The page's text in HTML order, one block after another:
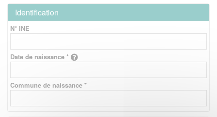
Identification
N° INE
Date de naissance *
Commune de naissance *